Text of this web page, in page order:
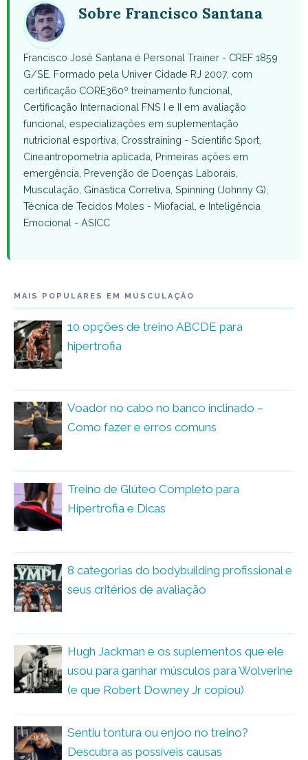
Sobre Francisco Santana
Francisco José Santana é Personal Trainer - CREF 1859
G/SE. Formado pela Univer Cidade RJ 2007, com
certificação CORE360º treinamento funcional,
Certificação Internacional FNS I e II em avaliação
funcional, especializações em suplementação
nutricional esportiva, Crosstraining - Scientific Sport,
Cineantropometria aplicada, Primeiras ações em
emergência, Prevenção de Doenças Laborais,
Musculação, Ginástica Corretiva, Spinning (Johnny G),
Técnica de Tecidos Moles - Miofacial, e Inteligência
Emocional - ASICC
MAIS POPULARES EM MUSCULAÇÃO
10 opções de treino ABCDE para
hipertrofia
Voador no cabo no banco inclinado –
Como fazer e erros comuns
Treino de Glúteo Completo para
Hipertrofia e Dicas
8 categorias do bodybuilding profissional e
seus critérios de avaliação
Hugh Jackman e os suplementos que ele
usou para ganhar músculos para Wolverine
(e que Robert Downey Jr copiou)
Sentiu tontura ou enjoo no treino?
Descubra as possíveis causas